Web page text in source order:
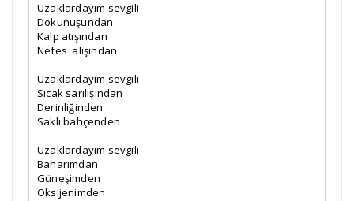
Uzaklardayım sevgili
Dokunuşundan
Kalp atışından
Nefes  alışından
Uzaklardayım sevgili
Sıcak sarılışından
Derinliğinden
Saklı bahçenden
Uzaklardayım sevgili
Baharımdan
Güneşimden
Oksijenimden